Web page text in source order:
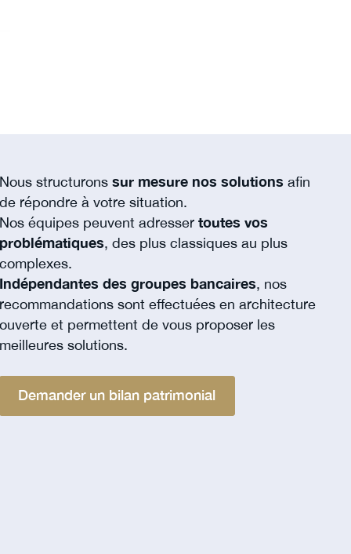
structurons sur mesure nos solutions afin
répondre à votre situation.
équipes peuvent adresser toutes vos
, des plus classiques au plus
des groupes bancaires, nos
sont effectuées en architecture
et permettent de vous proposer les
solutions.
Demander un bilan patrimonial